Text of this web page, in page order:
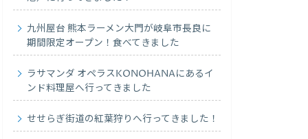
九州屋台 熊本ラーメン大門が岐阜市長良に
期間限定オープン！食べてきました
ラサマンダ オペラスKONOHANAにあるイ
ンド料理屋へ行ってきました
せせらぎ街道の紅葉狩りへ行ってきました！